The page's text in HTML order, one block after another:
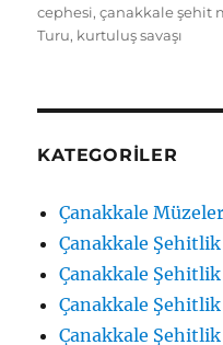
tarihi
cephesi,çanakkale şehit
Turu, kurtuluş savaşı
KATEGORILER
Çanakkale
Çanakkale Şehitlik
Çanakkale
Çanakkale
Çanakkale Şehitlik